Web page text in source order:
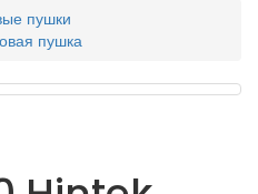
пушки
пушка